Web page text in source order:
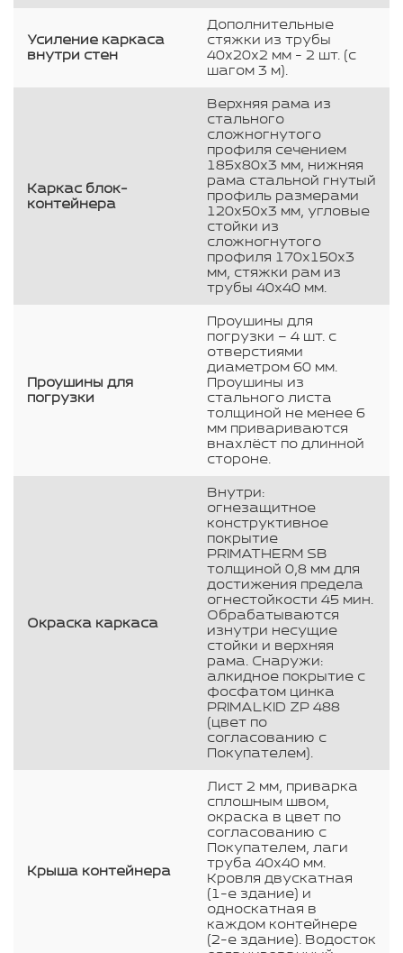
Усиление каркаса
внутри стен
Дополнительные
стяжки из трубы
40х20х2 мм - 2 шт. (с
шагом 3 м).
Каркас блок-
контейнера
Верхняя рама из
стального
сложногнутого
профиля сечением
185х80х3 мм, нижняя
рама стальной гнутый
профиль размерами
120х50х3 мм, угловые
стойки из
сложногнутого
профиля 170х150х3
мм, стяжки рам из
трубы 40х40 мм.
Проушины для
погрузки
Проушины для
погрузки – 4 шт. с
отверстиями
диаметром 60 мм.
Проушины из
стального листа
толщиной не менее 6
мм привариваются
внахлёст по длинной
стороне.
Окраска каркаса
Внутри:
огнезащитное
конструктивное
покрытие
PRIMATHERM SB
толщиной 0,8 мм для
достижения предела
огнестойкости 45 мин.
Обрабатываются
изнутри несущие
стойки и верхняя
рама. Снаружи:
алкидное покрытие с
фосфатом цинка
PRIMALKID ZP 488
(цвет по
согласованию с
Покупателем).
Крыша контейнера
Лист 2 мм, приварка
сплошным швом,
окраска в цвет по
согласованию с
Покупателем, лаги
труба 40х40 мм.
Кровля двускатная
(1-е здание) и
односкатная в
каждом контейнере
(2-е здание). Водосток